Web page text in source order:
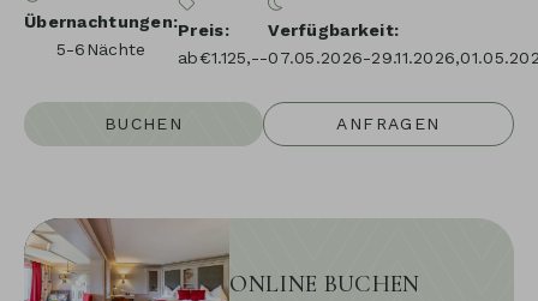
Übernachtungen
5-6Nächte
Preis
ab€1.125,--
Verfügbarkeit
07.05.2026-29.11.2026,
BUCHEN ANFRAGEN
ONLINE BUCHEN